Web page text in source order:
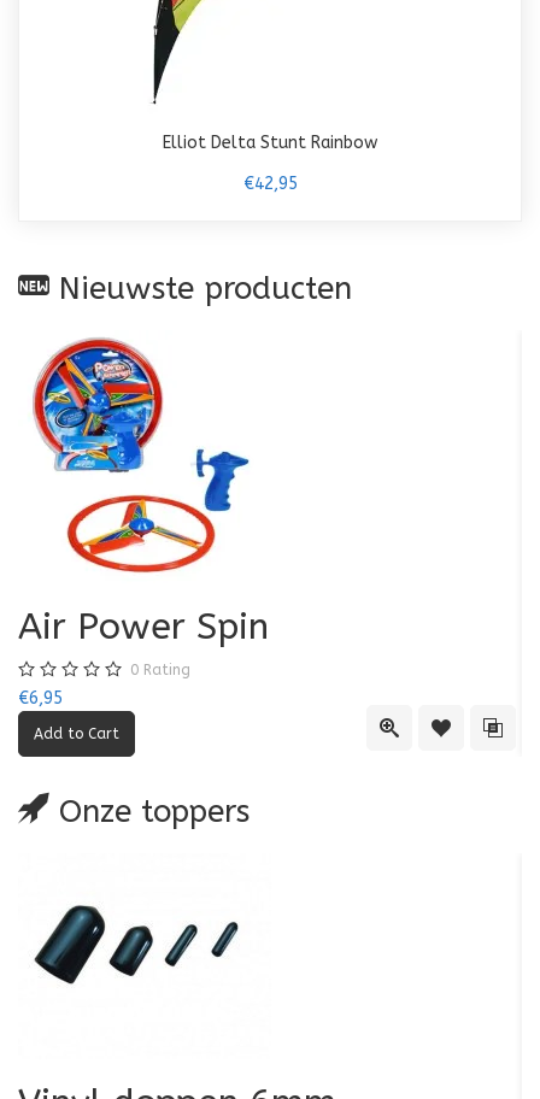
Elliot Delta Stunt Rainbow
€42,95
Nieuwste producten
Quick ViewAdd to Add
Air Power Spin
0 Rating
€6,95
Onze toppers